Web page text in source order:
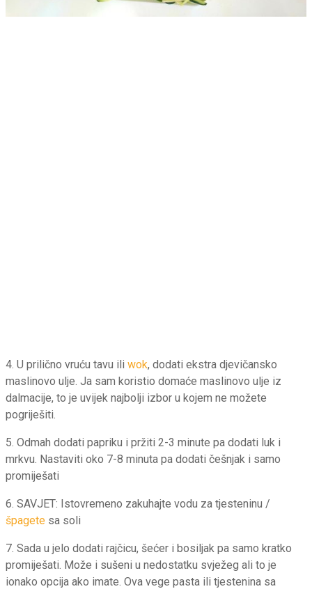
4. U prilično vruću tavu ili wok, dodati ekstra djevičansko
maslinovo ulje. Ja sam koristio domaće maslinovo ulje iz
dalmacije, to je uvijek najbolji izbor u kojem ne možete
pogriješiti.
5. Odmah dodati papriku i pržiti 2-3 minute pa dodati luk i
mrkvu. Nastaviti oko 7-8 minuta pa dodati češnjak i samo
promiješati
6. SAVJET: Istovremeno zakuhajte vodu za tjesteninu /
špagete sa soli
7. Sada u jelo dodati rajčicu, šećer i bosiljak pa samo kratko
promiješati. Može i sušeni u nedostatku svježeg ali to je
ionako opcija ako imate. Ova vege pasta ili tjestenina sa